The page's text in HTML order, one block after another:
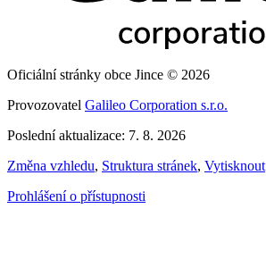
Oficiální stránky obce Jince © 2026
Provozovatel Galileo Corporation s.r.o.
Poslední aktualizace: 7. 8. 2026
Změna vzhledu, Struktura stránek, Vytisknout
Prohlášení o přístupnosti